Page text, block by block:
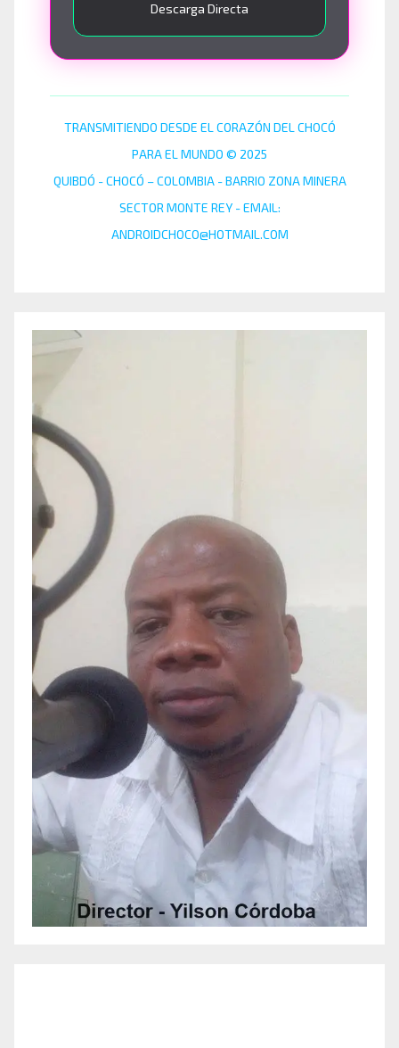
Descarga Directa
TRANSMITIENDO DESDE EL CORAZÓN DEL CHOCÓ
PARA EL MUNDO © 2025
QUIBDÓ - CHOCÓ – COLOMBIA - BARRIO ZONA MINERA
SECTOR MONTE REY - EMAIL:
ANDROIDCHOCO@HOTMAIL.COM